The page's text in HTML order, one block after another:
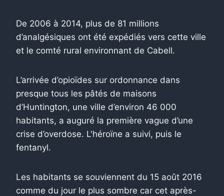
De 2006 à 2014, plus de 81 millions
d’analgésiques ont été expédiés vers cette ville
et le comté rural environnant de Cabell.
L’arrivée d’opioïdes sur ordonnance dans
presque tous les pâtés de maisons
d’Huntington, une ville d’environ 46 000
habitants, a auguré la première vague d’une
crise d’overdose. L'héroïne a suivi, puis le
fentanyl.
Les habitants se souviennent du 15 août 2016
comme du jour le plus sombre car cet après-